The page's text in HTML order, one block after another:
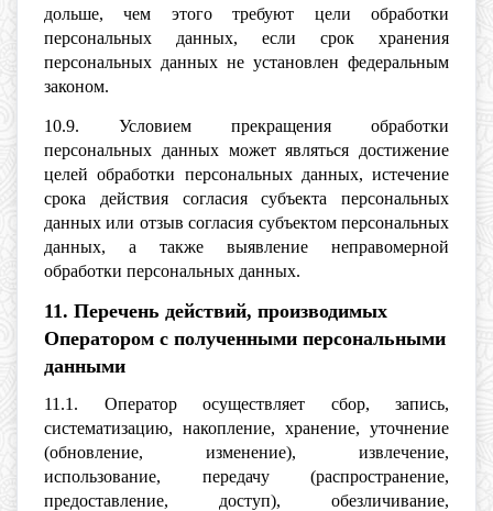
дольше, чем этого требуют цели обработки
персональных данных, если срок хранения
персональных данных не установлен федеральным
законом.
10.9. Условием прекращения обработки
персональных данных может являться достижение
целей обработки персональных данных, истечение
срока действия согласия субъекта персональных
данных или отзыв согласия субъектом персональных
данных, а также выявление неправомерной
обработки персональных данных.
11. Перечень действий, производимых
Оператором с полученными персональными
данными
11.1. Оператор осуществляет сбор, запись,
систематизацию, накопление, хранение, уточнение
(обновление, изменение), извлечение,
использование, передачу (распространение,
предоставление, доступ), обезличивание,